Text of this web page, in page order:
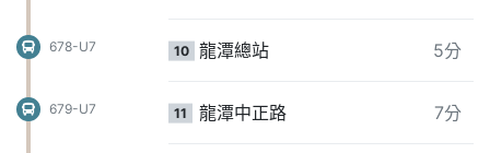
10 龍潭總站 5分
678-U7
11 龍潭中正路 7分
679-U7